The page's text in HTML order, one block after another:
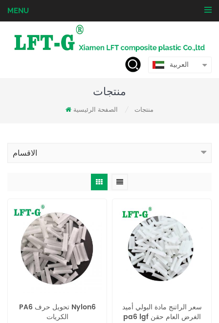
MENU
العربية
منتجات
الصفحة الرئيسية منتجات
الاقسام
PA6 تحويل حرف Nylon6
الكريات
سعر الراتنج مادة البولي أميد
pa6 lgf الغرض العام حقن